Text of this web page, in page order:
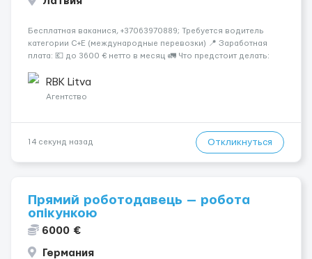
Бесплатная ваканися, +37063970889; Требуется водитель
категории C+E (международные перевозки) 📍 Заработная
плата: 💶 до 3600 € нетто в месяц 🚛 Что предстоит делать:
среднем 400–500 км в день. Погр...
RBK Litva
Агентство
14 секунд назад Откликнуться
Прямий роботодавець — робота
опікункою
6000 €
Германия